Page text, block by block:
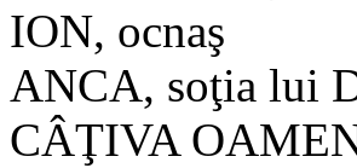
ION, ocnaş
ANCA, soţia lui
CÂŢIVA